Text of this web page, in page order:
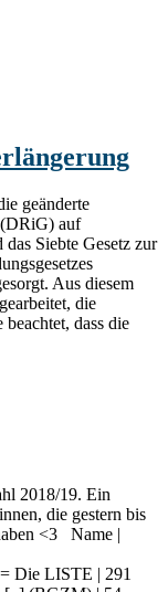
geänderte
(DRiG) auf
Siebte Gesetz zur
Aus diesem
die
dass die
2018/19. Ein
die gestern bis
<3 Name |
Die LISTE | 291